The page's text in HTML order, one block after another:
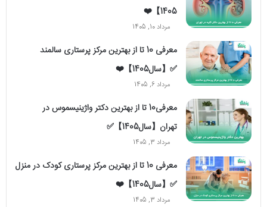
1405】❤️
مرداد 10, 1405
معرفی 10 تا از بهترین مرکز پرستاری سالمند
✅【سال1405】❤️
مرداد 6, 1405
معرفی10 تا از بهترین دکتر واژینیسموس در
تهران【سال1405】✅
مرداد 3, 1405
معرفی 10 تا از بهترین مرکز پرستاری کودک در منزل
✅【سال1405】❤️
مرداد 3, 1405